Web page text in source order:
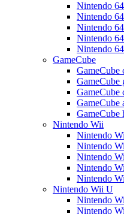
Nintendo
Nintendo
Nintendo
Nintendo
Nintendo
GameCube
GameCube
GameCube
GameCube
GameCube
GameCube
Nintendo Wii
Nintendo
Nintendo
Nintendo
Nintendo
Nintendo
Nintendo Wii U
Nintendo
Nintendo